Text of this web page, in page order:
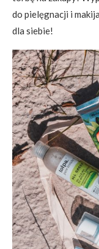
do pielęgnacji i
dla siebie!